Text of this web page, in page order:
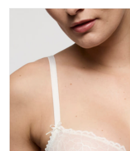
Body
Solden
Badmode